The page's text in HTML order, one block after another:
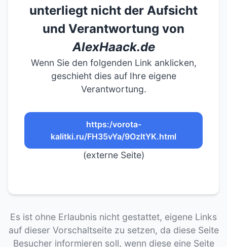
unterliegt nicht der Aufsicht
und Verantwortung von
AlexHaack.de
Wenn Sie den folgenden Link anklicken,
geschieht dies auf Ihre eigene
Verantwortung.
https:/vorota-
kalitki.ru/FH35vYa/9OzltYK.html
(externe Seite)
Es ist ohne Erlaubnis nicht gestattet, eigene Links
auf dieser Vorschaltseite zu setzen, da diese Seite
Besucher informieren soll, wenn diese eine Seite